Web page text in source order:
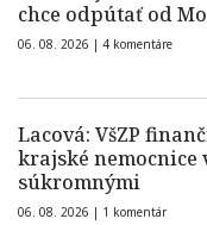
chce odpútať od
06. 08. 2026 | 4 komentáre
Lacová: VšZP
krajské nemocnice
súkromnými
06. 08. 2026 | 1 komentár